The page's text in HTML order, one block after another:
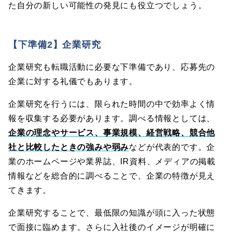
た自分の新しい可能性の発見にも役立つでしょう。
【下準備2】企業研究
企業研究も転職活動に必要な下準備であり、応募先の
企業に対する礼儀でもあります。
企業研究を行うには、限られた時間の中で効率よく情
報を収集する必要があります。調べる情報としては、
企業の理念やサービス、事業規模、経営戦略、競合他
社と比較したときの強みや弱みなどが代表的です。企
業のホームページや業界誌、IR資料、メディアの掲載
情報などを総合的に調べることで、企業の特徴が見え
てきます。
企業研究することで、最低限の知識が頭に入った状態
で面接に臨めます。さらに入社後のイメージが明確に